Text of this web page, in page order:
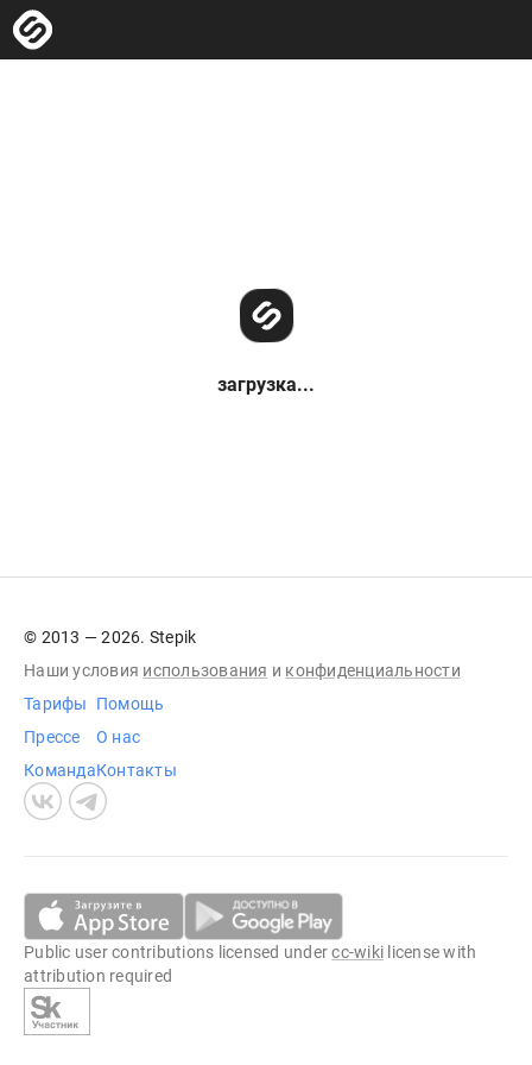
загрузка...
© 2013 — 2026. Stepik
Наши условия использования и конфиденциальности
Тарифы
Прессе
Команда
Помощь
О нас
Контакты
Public user contributions licensed undercc-wiki license with
attribution required